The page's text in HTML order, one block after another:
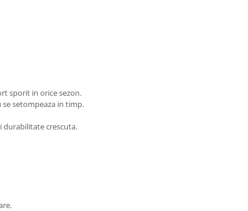
sporit in orice sezon.
setompeaza in timp.
durabilitate crescuta.